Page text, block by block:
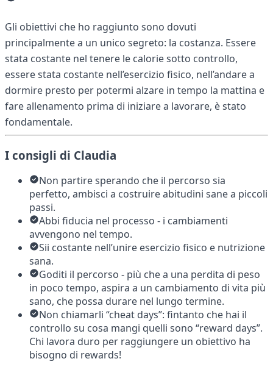
Gli obiettivi che ho raggiunto sono dovuti
principalmente a un unico segreto: la costanza. Essere
stata costante nel tenere le calorie sotto controllo,
essere stata costante nell’esercizio fisico, nell’andare a
dormire presto per potermi alzare in tempo la mattina e
fare allenamento prima di iniziare a lavorare, è stato
fondamentale.
I consigli di Claudia
Non partire sperando che il percorso sia
perfetto, ambisci a costruire abitudini sane a piccoli
passi.
Abbi fiducia nel processo - i cambiamenti
avvengono nel tempo.
Sii costante nell’unire esercizio fisico e nutrizione
sana.
Goditi il percorso - più che a una perdita di peso
in poco tempo, aspira a un cambiamento di vita più
sano, che possa durare nel lungo termine.
Non chiamarli “cheat days”: fintanto che hai il
controllo su cosa mangi quelli sono “reward days”.
Chi lavora duro per raggiungere un obiettivo ha
bisogno di rewards!